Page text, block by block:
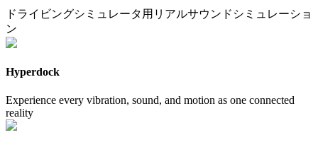
ドライビングシミュレータ用リアルサウンドシミュレーショ
ン
Hyperdock
Experience every vibration, sound, and motion as one connected
reality